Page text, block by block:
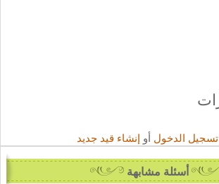
تسجيل الدخول أو إنشاء قيد جديد
أسئلة مشابهة